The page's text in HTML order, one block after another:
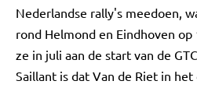
Nederlandse rally's meedoen,
rond Helmond en Eindhoven op
ze in juli aan de start van de
Saillant is dat Van de Riet in